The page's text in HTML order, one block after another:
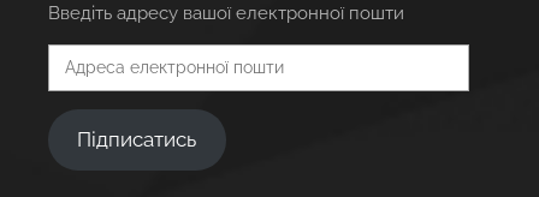
Введіть адресу вашої електронної пошти
Адреса
електронної
пошти
Підписатись